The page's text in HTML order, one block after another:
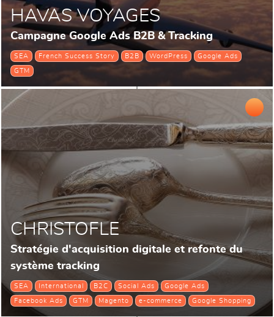
HAVAS VOYAGES
Campagne Google Ads B2B & Tracking
SEA French Success Story B2B WordPress Google Ads
GTM
CHRISTOFLE
Stratégie d'acquisition digitale et refonte du
système tracking
SEA International B2C Social Ads Google Ads
Facebook Ads GTM Magento e-commerce Google Shopping